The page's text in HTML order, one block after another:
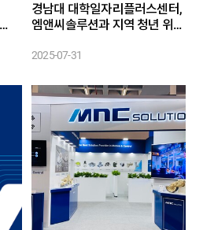
경남대 대학일자리플러스센터,
엠앤씨솔루션과 지역 청년 위한
2025-07-31